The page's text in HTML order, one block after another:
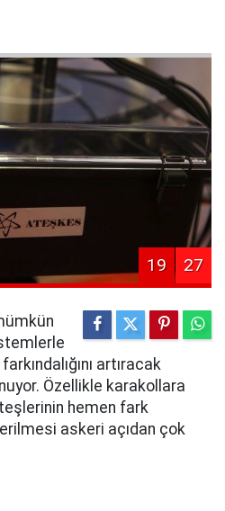
19 27
artıracak
Özellikle karakollara
hemen fark
askeri açıdan çok